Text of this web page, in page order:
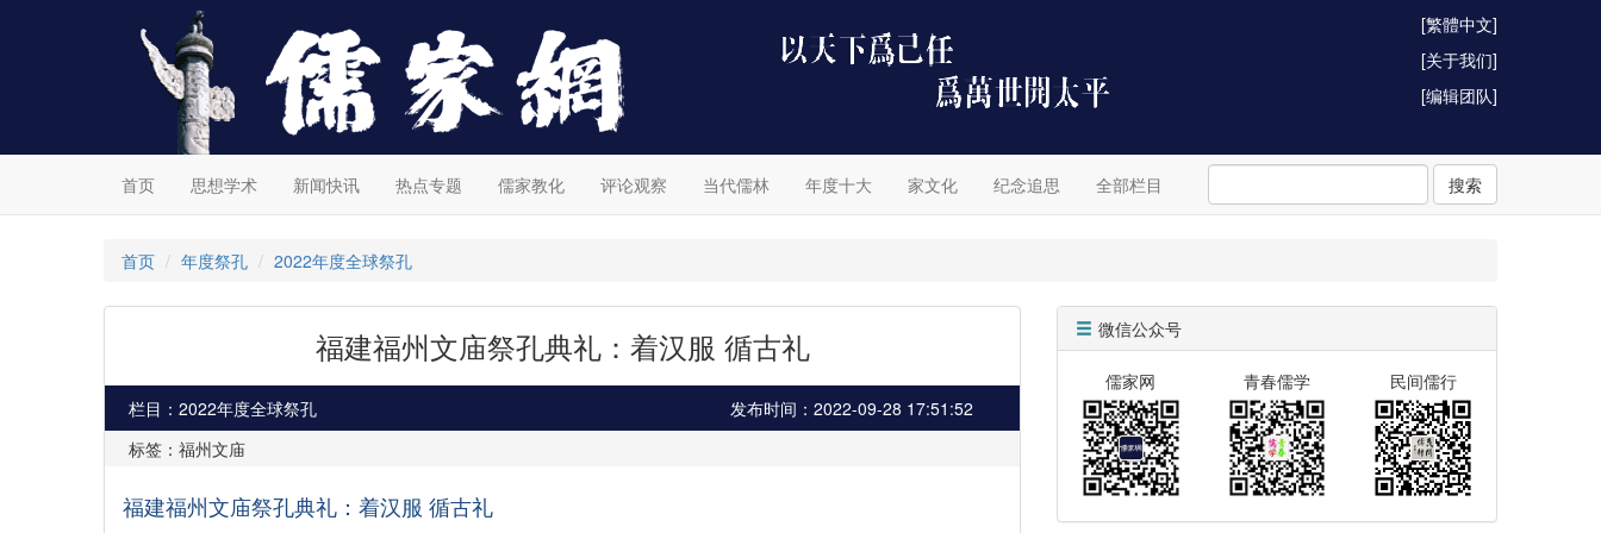
[繁體中文]
[关于我们]
[编辑团队]
首页 思想学术 新闻快讯 热点专题 儒家教化 评论观察 当代儒林 年度十大 家文化 纪念追思 全部栏目 搜索
首页 年度祭孔 2022年度全球祭孔
福建福州文庙祭孔典礼：着汉服 循古礼
栏目：2022年度全球祭孔
发布时间：2022-09-28 17:51:52
标签：福州文庙
福建福州文庙祭孔典礼：着汉服 循古礼
微信公众号
儒家网 青春儒学 民间儒行